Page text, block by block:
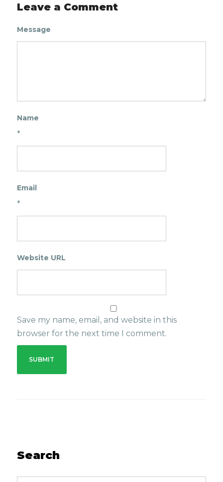
Leave a Comment
Message
Name
*
Email
*
Website URL
Save my name, email, and website in this
browser for the next time I comment.
Search